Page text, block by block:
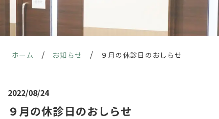
ホーム / お知らせ / ９月の休診日のおしらせ
2022/08/24
９月の休診日のおしらせ